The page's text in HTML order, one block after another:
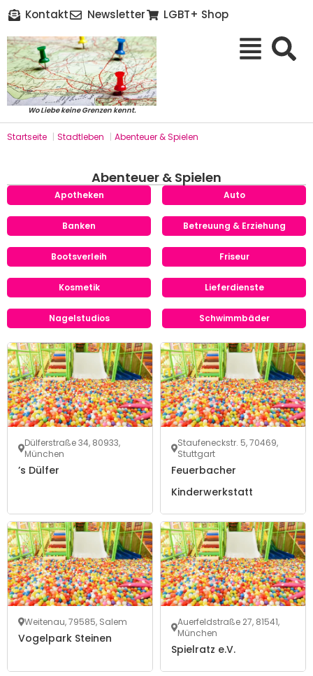
Kontakt Newsletter LGBT+ Shop
Wo Liebe keine Grenzen kennt.
Startseite | Stadtleben | Abenteuer & Spielen
Abenteuer & Spielen
Apotheken Auto
Banken Betreuung & Erziehung
Bootsverleih Friseur
Kosmetik Lieferdienste
Nagelstudios Schwimmbäder
Dülferstraße 34, 80933,
München
’s Dülfer
Staufeneckstr. 5, 70469,
Stuttgart
Feuerbacher
Kinderwerkstatt
Weitenau, 79585, Salem
Vogelpark Steinen
Auerfeldstraße 27, 81541,
München
Spielratz e.V.